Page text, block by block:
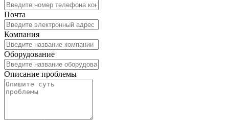
Почта
Компания
Оборудование
Описание проблемы